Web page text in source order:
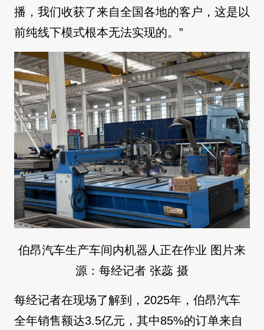
播，我们收获了来自全国各地的客户，这是以
前纯线下模式根本无法实现的。”
伯昂汽车生产车间内机器人正在作业 图片来
源：每经记者 张蕊 摄
每经记者在现场了解到，2025年，伯昂汽车
全年销售额达3.5亿元，其中85%的订单来自